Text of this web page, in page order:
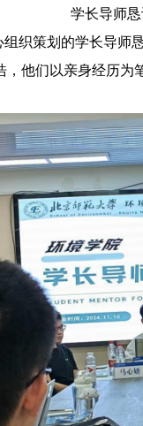
学长导师
织策划的学长导
他们以亲身经历